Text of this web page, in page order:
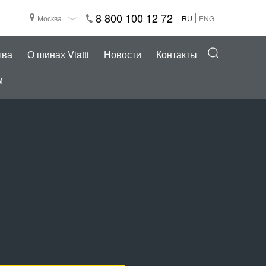
Москва 8 800 100 12 72 RU ENG
О шинах Viatti Новости
Контакты